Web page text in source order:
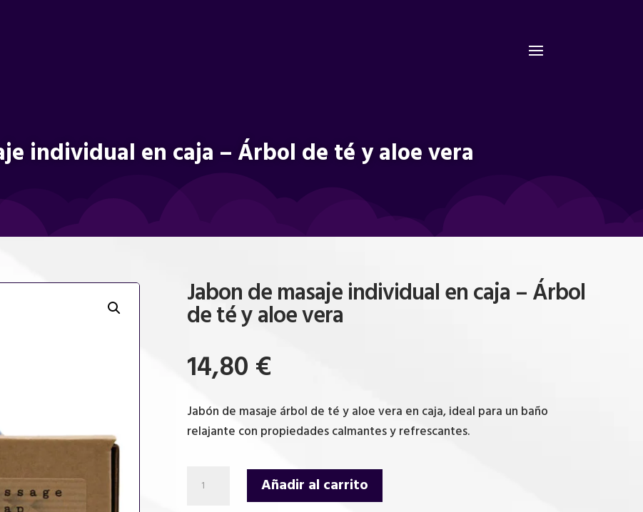
individual en caja – Árbol de té y aloe vera
Jabon de masaje individual en caja – Árbol
de té y aloe vera
14,80€
Jabón de masaje árbol de té y aloe vera en caja, ideal para un baño
relajante con propiedades calmantes y refrescantes.
Añadir al carrito